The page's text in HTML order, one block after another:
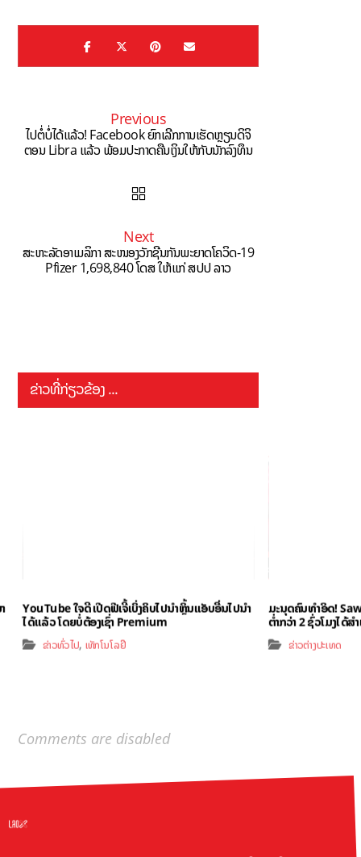
Previous
ໄປຕໍ່ບໍ່ໄດ້ແລ້ວ! Facebook ຍົກເລີກການເຮັດຫຼຽນດິຈິ
ຕອນ Libra ແລ້ວ ພ້ອມປະກາດຄືນເງິນໃຫ້ກັບນັກລົງທຶນ
Next
ສະຫະລັດອາເມລິກາ ສະໜອງວັກຊີນກັນພະຍາດໂຄວິດ-19
Pfizer 1,698,840 ໂດສ ໃຫ້ແກ່ ສປປ ລາວ
ຂ່າວທີ່ກ່ຽວຂ້ອງ ...
YouTube ໃຈດີ ເປີດຟີເຈີ້ເບິ່ງຄິບໄປນຳຫຼິ້ນແອັບອື່ນໄປນຳ
ໄດ້ແລ້ວ ໂດຍບໍ່ຕ້ອງເຊົ່າ Premium
ຂ່າວທົ່ວໄປ, ເທັກໂນໂລຢີ
ມະນຸດຄົນທຳອິດ!
ຕ່ຳກວ່າ 2 ຊົ່ວໂມງໄດ້ສ
ຂ່າວຕ່າງປະເທດ
Comments are disabled